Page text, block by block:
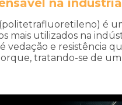
na indústria
(politetrafluoretileno) é
mais utilizados na
vedação e resistência
tratando-se de um